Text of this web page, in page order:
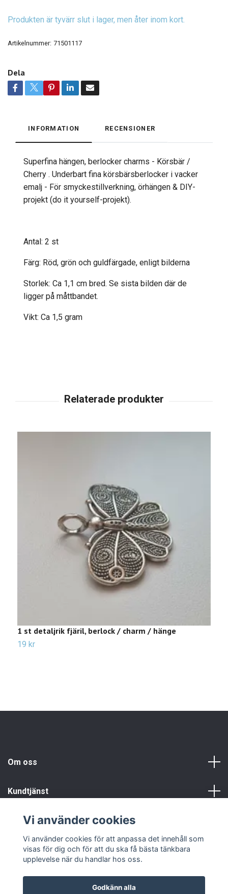
Produkten är tyvärr slut i lager, men åter inom kort.
Artikelnummer: 71501117
Dela
INFORMATION RECENSIONER
Superfina hängen, berlocker charms - Körsbär /
Cherry . Underbart fina körsbärsberlocker i vacker
emalj - För smyckestillverkning, örhängen & DIY-
projekt (do it yourself-projekt).
Antal: 2 st
Färg: Röd, grön och guldfärgade, enligt bilderna
Storlek: Ca 1,1 cm bred. Se sista bilden där de
ligger på måttbandet.
Vikt: Ca 1,5 gram
1 st detaljrik fjäril, berlock / charm / hänge
19 kr
Om oss
Kundtjänst
Vi använder cookies
Vi använder cookies för att anpassa det innehåll som
visas för dig och för att du ska få bästa tänkbara
upplevelse när du handlar hos oss.
Godkänn alla